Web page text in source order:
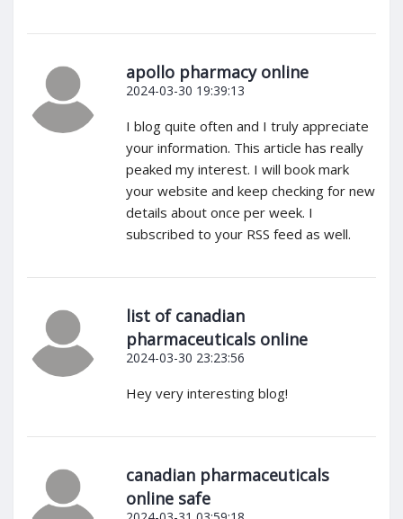
apollo pharmacy online
2024-03-30 19:39:13
I blog quite often and I truly appreciate
your information. This article has really
peaked my interest. I will book mark
your website and keep checking for new
details about once per week. I
subscribed to your RSS feed as well.
list of canadian
pharmaceuticals online
2024-03-30 23:23:56
Hey very interesting blog!
canadian pharmaceuticals
online safe